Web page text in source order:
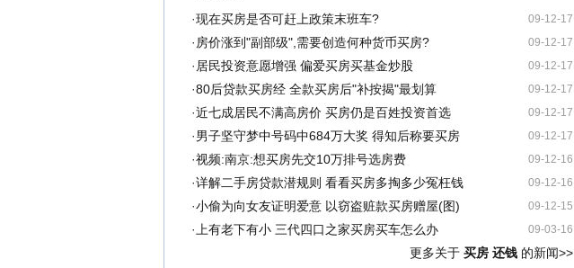
09-12-17
·现在买房是否可赶上政策末班车?
09-12-17
· 房价涨到"副部级",需要创造何种货币买房?
09-12-17
· 居民投资意愿增强 偏爱买房买基金炒股
09-12-17
·80后贷款买房经 全款买房后"补按揭"最划算
09-12-17
·近七成居民不满高房价 买房仍是百姓投资首选
09-12-17
·男子坚守梦中号码中684万大奖 得知后称要买房
09-12-16
·视频:南京:想买房先交10万排号选房费
09-12-16
·详解二手房贷款潜规则 看看买房多掏多少冤枉钱
09-12-15
·小偷为向女友证明爱意 以窃盗赃款买房赠屋(图)
09-03-16
· 上有老下有小 三代四口之家买房买车怎么办
更多关于 买房 还钱的新闻>>